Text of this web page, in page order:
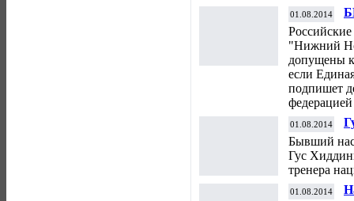
01.08.2014
"Нижний
допущены
если
подпишет
01.08.2014
Бывший
Гус
тренера
01.08.2014